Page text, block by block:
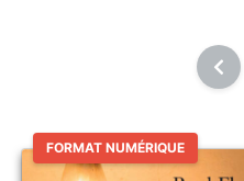
FORMAT NUMÉRIQUE